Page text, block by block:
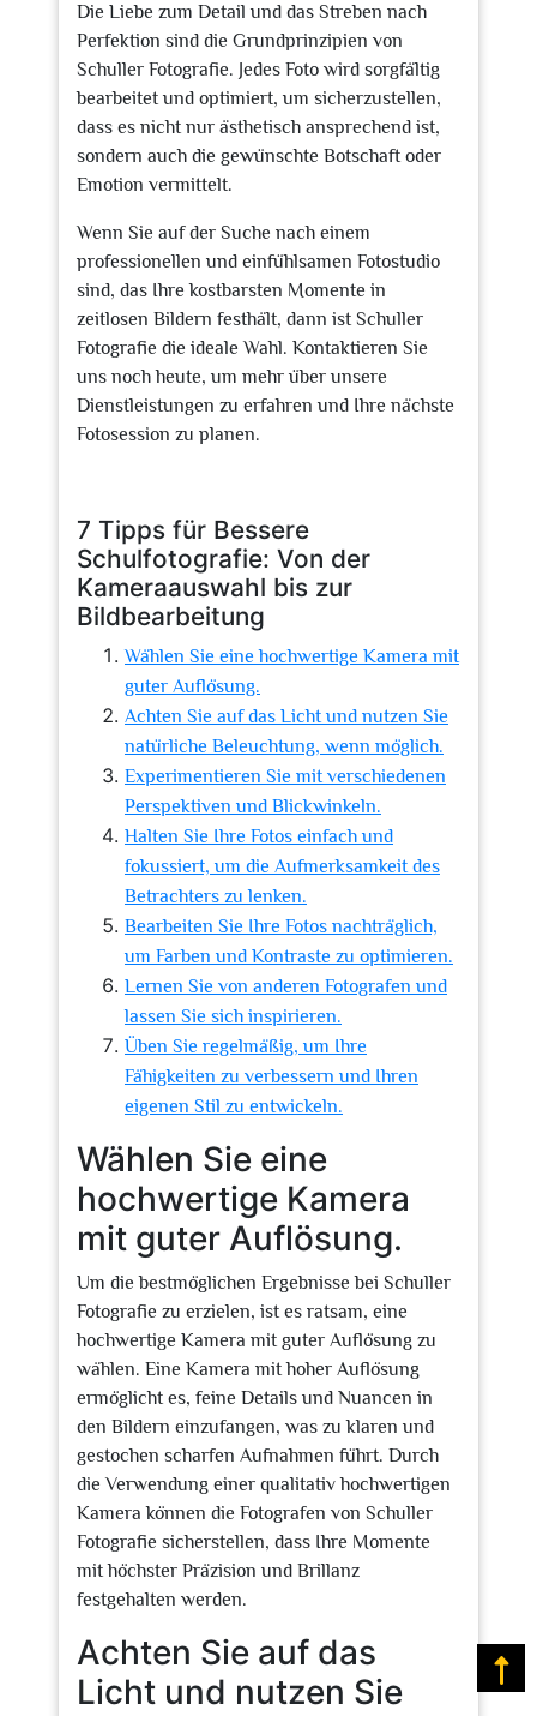
Die Liebe zum Detail und das Streben nach
Perfektion sind die Grundprinzipien von
Schuller Fotografie. Jedes Foto wird sorgfältig
bearbeitet und optimiert, um sicherzustellen,
dass es nicht nur ästhetisch ansprechend ist,
sondern auch die gewünschte Botschaft oder
Emotion vermittelt.
Wenn Sie auf der Suche nach einem
professionellen und einfühlsamen Fotostudio
sind, das Ihre kostbarsten Momente in
zeitlosen Bildern festhält, dann ist Schuller
Fotografie die ideale Wahl. Kontaktieren Sie
uns noch heute, um mehr über unsere
Dienstleistungen zu erfahren und Ihre nächste
Fotosession zu planen.
7 Tipps für Bessere
Schulfotografie: Von der
Kameraauswahl bis zur
Bildbearbeitung
Wählen Sie eine hochwertige Kamera mit
guter Auflösung.
Achten Sie auf das Licht und nutzen Sie
natürliche Beleuchtung, wenn möglich.
Experimentieren Sie mit verschiedenen
Perspektiven und Blickwinkeln.
Halten Sie Ihre Fotos einfach und
fokussiert, um die Aufmerksamkeit des
Betrachters zu lenken.
Bearbeiten Sie Ihre Fotos nachträglich,
um Farben und Kontraste zu optimieren.
Lernen Sie von anderen Fotografen und
lassen Sie sich inspirieren.
Üben Sie regelmäßig, um Ihre
Fähigkeiten zu verbessern und Ihren
eigenen Stil zu entwickeln.
Wählen Sie eine
hochwertige Kamera
mit guter Auflösung.
Um die bestmöglichen Ergebnisse bei Schuller
Fotografie zu erzielen, ist es ratsam, eine
hochwertige Kamera mit guter Auflösung zu
wählen. Eine Kamera mit hoher Auflösung
ermöglicht es, feine Details und Nuancen in
den Bildern einzufangen, was zu klaren und
gestochen scharfen Aufnahmen führt. Durch
die Verwendung einer qualitativ hochwertigen
Kamera können die Fotografen von Schuller
Fotografie sicherstellen, dass Ihre Momente
mit höchster Präzision und Brillanz
festgehalten werden.
Achten Sie auf das
Licht und nutzen Sie